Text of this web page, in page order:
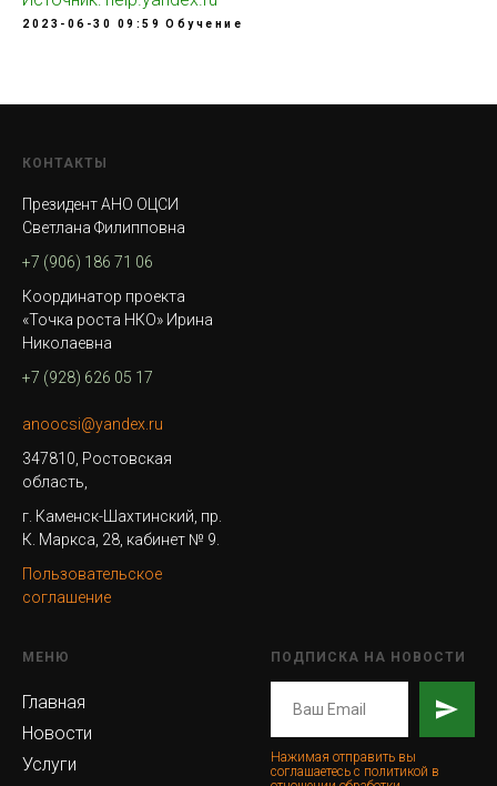
2023-06-30 09:59 Обучение
КОНТАКТЫ
Президент АНО ОЦСИ
Светлана Филипповна
+7 (906) 186 71 06
Координатор проекта
«Точка роста НКО» Ирина
Николаевна
+7 (928) 626 05 17
anoocsi@yandex.ru
347810, Ростовская
область,
г. Каменск-Шахтинский, пр.
К. Маркса, 28, кабинет № 9.
Пользовательское
соглашение
МЕНЮ
Главная
Новости
Услуги
ПОДПИСКА НА НОВОСТИ
Нажимая отправить вы
соглашаетесь с политикой в